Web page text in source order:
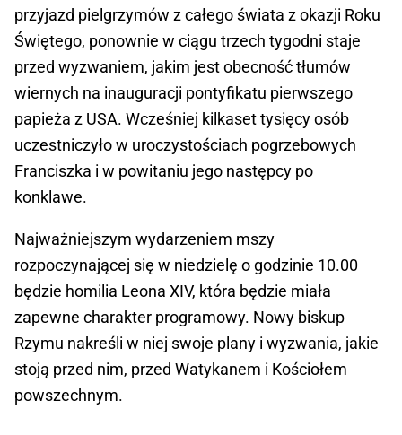
przyjazd pielgrzymów z całego świata z okazji Roku
Świętego, ponownie w ciągu trzech tygodni staje
przed wyzwaniem, jakim jest obecność tłumów
wiernych na inauguracji pontyfikatu pierwszego
papieża z USA. Wcześniej kilkaset tysięcy osób
uczestniczyło w uroczystościach pogrzebowych
Franciszka i w powitaniu jego następcy po
konklawe.
Najważniejszym wydarzeniem mszy
rozpoczynającej się w niedzielę o godzinie 10.00
będzie homilia Leona XIV, która będzie miała
zapewne charakter programowy. Nowy biskup
Rzymu nakreśli w niej swoje plany i wyzwania, jakie
stoją przed nim, przed Watykanem i Kościołem
powszechnym.